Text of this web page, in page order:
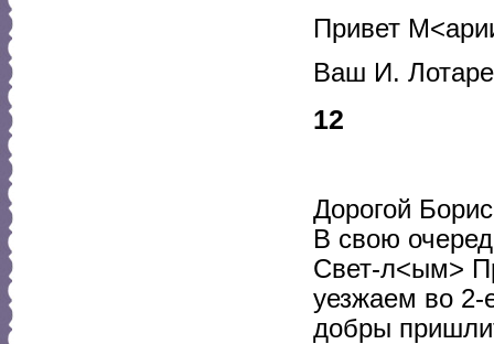
Привет
Ваш И.
12
Дорогой
В свою
Свет-л<ым>
уезжаем во 2-
добры